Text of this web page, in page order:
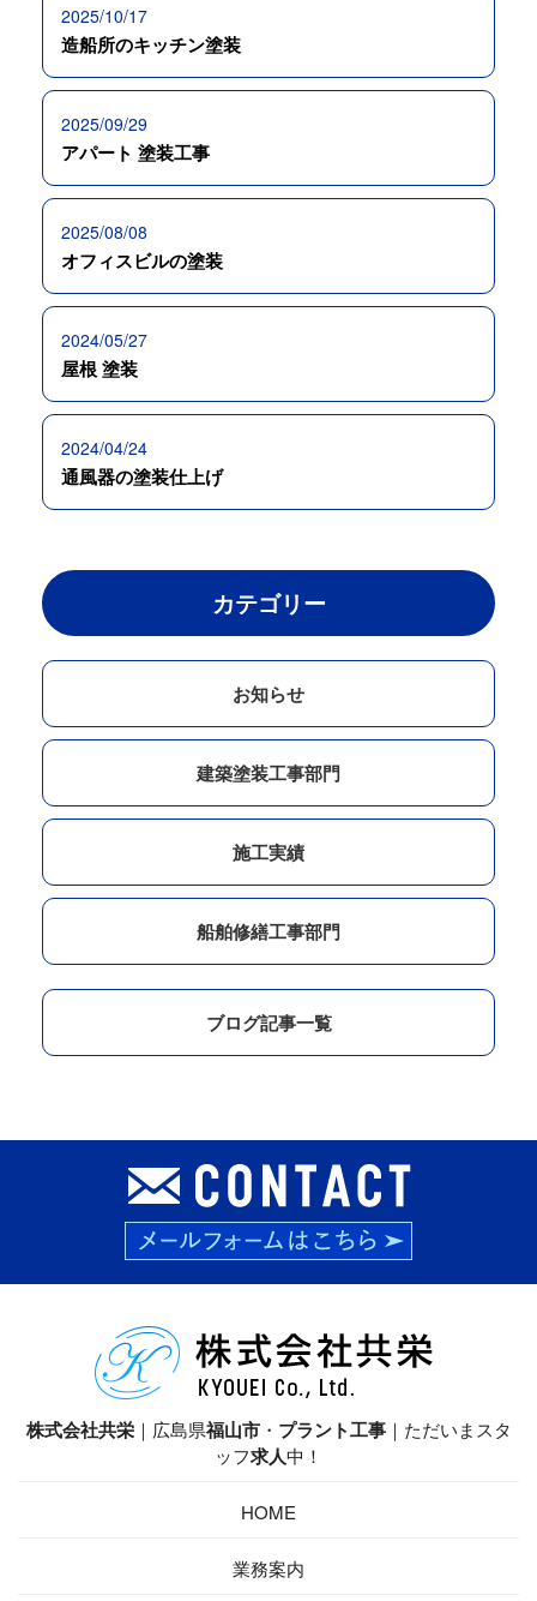
2025/10/17
造船所のキッチン塗装
2025/09/29
アパート 塗装工事
2025/08/08
オフィスビルの塗装
2024/05/27
屋根 塗装
2024/04/24
通風器の塗装仕上げ
カテゴリー
お知らせ
建築塗装工事部門
施工実績
船舶修繕工事部門
ブログ記事一覧
株式会社共栄｜広島県福山市・ プラント工事｜ただいまスタ
ッフ求人中！
HOME
業務案内